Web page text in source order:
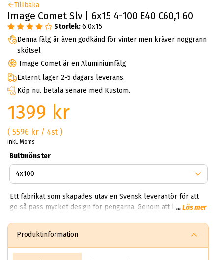
Tillbaka
Image Comet Slv | 6x15 4-100 E40 C60,1 60
Storlek: 6.0x15
Denna fälg är även godkänd för vinter men kräver noggrann
skötsel
Image Comet är en Aluminiumfälg
Externt lager 2-5 dagars leverans.
Köp nu. betala senare med Kustom.
1399 kr
( 5596 kr / 4st )
inkl. Moms
Bultmönster
Ett fabrikat som skapades utav en Svensk leverantör för att
ge så pass mycket design för pengarna. Genom att köpa
snygg, lättvättad och fem-sju ekrad fälg för en billig peng.
Image är lämpliga för både sommar och vinter. Just därför ska
...Läs mer
Produktinformation